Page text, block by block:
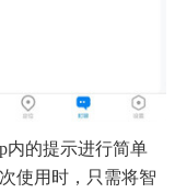
内的提示进行简单
使用时，只需将智